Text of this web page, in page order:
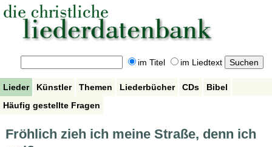
im Titel im Liedtext
Lieder Künstler Themen Liederbücher CDs
Bibel
Häufig gestellte Fragen
Fröhlich zieh ich meine Straße, denn ich